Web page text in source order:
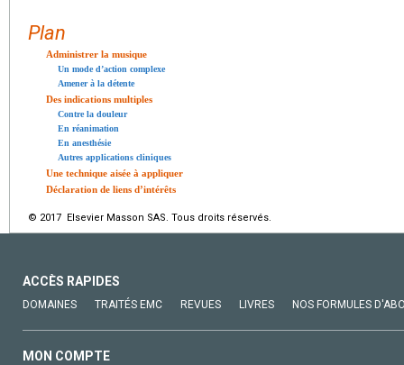
Plan
Administrer la musique
Un mode d’action complexe
Amener à la détente
Des indications multiples
Contre la douleur
En réanimation
En anesthésie
Autres applications cliniques
Une technique aisée à appliquer
Déclaration de liens d’intérêts
© 2017 Elsevier Masson SAS. Tous droits réservés.
ACCÈS RAPIDES
DOMAINES TRAITÉS EMC REVUES LIVRES NOS FORMULES
MON COMPTE